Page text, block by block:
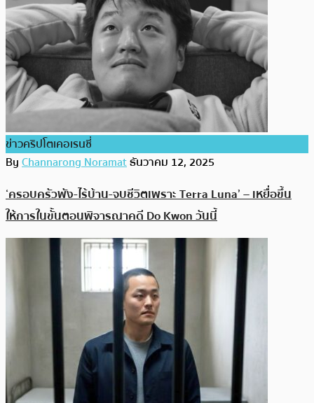
ข่าวคริปโตเคอเรนซี่
ByChannarong Noramatธันวาคม 12, 2025
‘ครอบครัวพัง-ไร้บ้าน-จบชีวิตเพราะ Terra Luna’ – เหยื่อขึ้น
ให้การในขั้นตอนพิจารณาคดี Do Kwon วันนี้